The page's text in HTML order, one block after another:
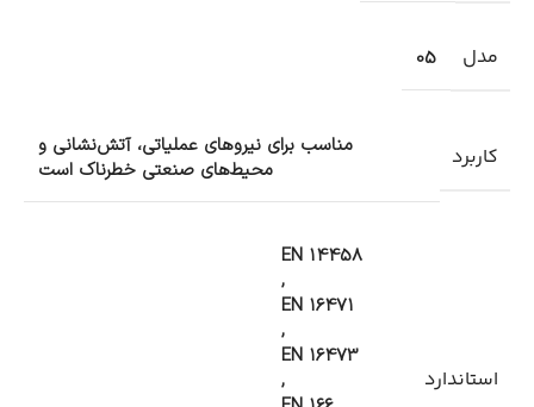
مدل 05
کاربرد
مناسب برای نیروهای عملیاتی، آتش‌نشانی و
محیط‌های صنعتی خطرناک است
استاندارد
EN 14458
,
EN 16471
,
EN 16473
,